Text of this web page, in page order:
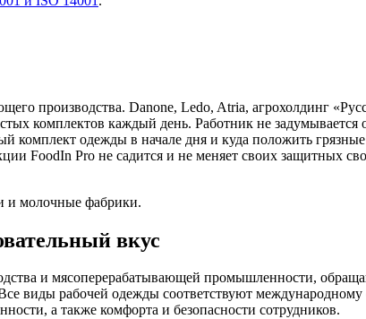
производства. Danone, Ledo, Atria, агрохолдинг
комплектов каждый день. Работник не
комплект одежды в начале дня и куда положить
FoodIn Pro не садится и не меняет своих защитных
и молочные фабрики.
вкус
и мясоперерабатывающей промышленности,
виды рабочей одежды соответствуют
а также комфорта и безопасности сотрудников.